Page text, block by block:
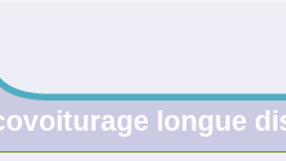
longue